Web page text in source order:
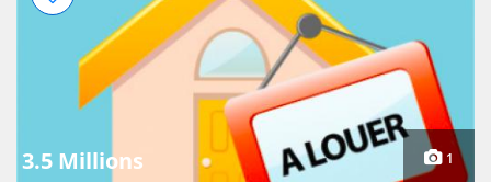
3.5 Millions 1